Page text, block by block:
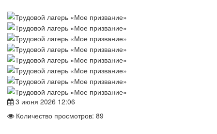
3 июня 2026 12:06
Количество просмотров: 89